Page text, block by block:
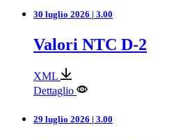
30 luglio 2026 | 3.00
Valori NTC D-2
XML
Dettaglio
29 luglio 2026 | 3.00